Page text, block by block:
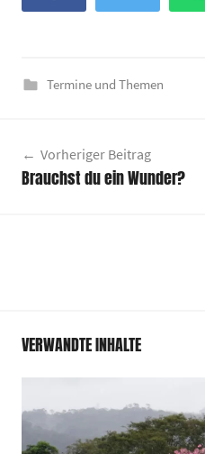
Termine und Themen
Vorheriger Beitrag
Brauchst du ein Wunder?
VERWANDTE INHALTE